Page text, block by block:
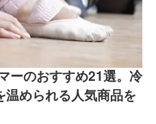
ーのおすすめ21選。冷
温められる人気商品を